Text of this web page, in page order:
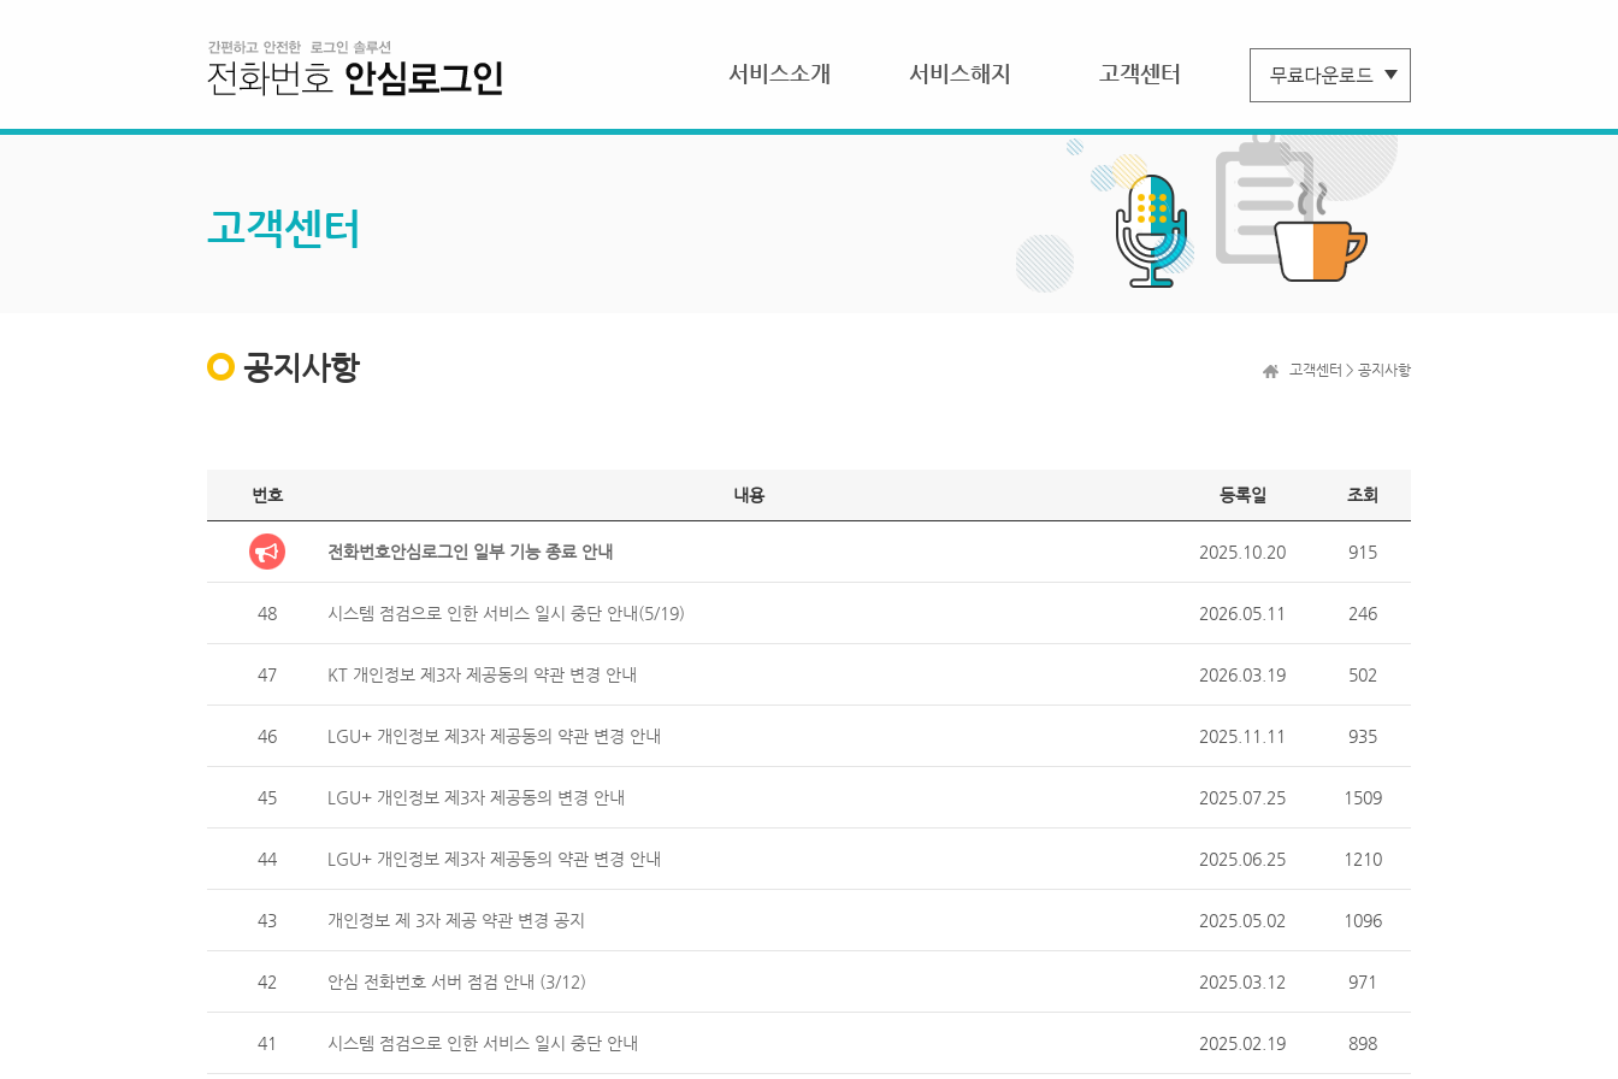
서비스소개 서비스해지 고객센터
고객센터
공지사항 고객센터 > 공지사항
번호 내용 등록일 조회
전화번호안심로그인 일부 기능 종료 안내 2025.10.20 915
48 시스템 점검으로 인한 서비스 일시 중단 안내(5/19) 2026.05.11 246
47 KT 개인정보 제3자 제공동의 약관 변경 안내 2026.03.19 502
46 LGU+ 개인정보 제3자 제공동의 약관 변경 안내 2025.11.11 935
45 LGU+ 개인정보 제3자 제공동의 변경 안내 2025.07.25 1509
44 LGU+ 개인정보 제3자 제공동의 약관 변경 안내 2025.06.25 1210
43 개인정보 제 3자 제공 약관 변경 공지 2025.05.02 1096
42 안심 전화번호 서버 점검 안내 (3/12) 2025.03.12 971
41 시스템 점검으로 인한 서비스 일시 중단 안내 2025.02.19 898